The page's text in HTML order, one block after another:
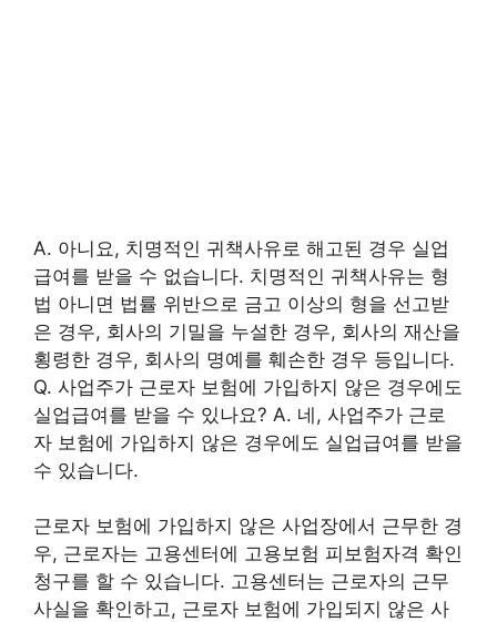
A. 아니요, 치명적인 귀책사유로 해고된 경우 실업
급여를 받을 수 없습니다. 치명적인 귀책사유는 형
법 아니면 법률 위반으로 금고 이상의 형을 선고받
은 경우, 회사의 기밀을 누설한 경우, 회사의 재산을
횡령한 경우, 회사의 명예를 훼손한 경우 등입니다.
Q. 사업주가 근로자 보험에 가입하지 않은 경우에도
실업급여를 받을 수 있나요? A. 네, 사업주가 근로
자 보험에 가입하지 않은 경우에도 실업급여를 받을
수 있습니다.
근로자 보험에 가입하지 않은 사업장에서 근무한 경
우, 근로자는 고용센터에 고용보험 피보험자격 확인
청구를 할 수 있습니다. 고용센터는 근로자의 근무
사실을 확인하고, 근로자 보험에 가입되지 않은 사